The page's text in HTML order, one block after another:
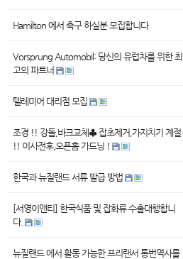
Hamilton 에서 축구 하실분 모집합니다
Vorsprung Automobil: 당신의 유럽차를 위한 최
고의 파트너
텔레미어 대리점 모집
조경 !! 강돌,바크교체♣ 잡초제거,가지치기 계절
!! 이사전후,오픈홈 가드닝 !
한국과 뉴질랜드 서류 발급 방법
[서영이앤티] 한국식품 및 잡화류 수출대행합니
다.
뉴질랜드 에서 활동 가능한 프리랜서 통번역사를